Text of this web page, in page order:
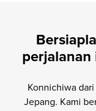
perjalanan
Konnichiwa
Jepang. Kami